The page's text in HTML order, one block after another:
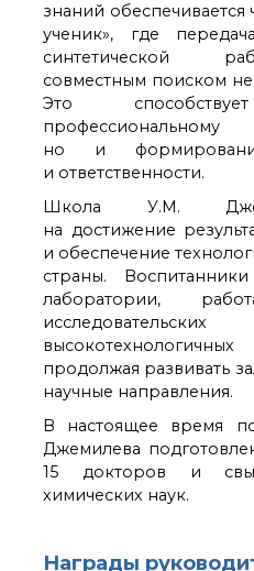
знаний обеспечивается
ученик», где
синтетической
совместным поиском
Это
но и
и ответственности.
Школа У.М.
на достижение
и обеспечение
страны.
лаборатории,
продолжая развивать
научные направления.
В настоящее время
Джемилева
15 докторов и
химических наук.
Награды